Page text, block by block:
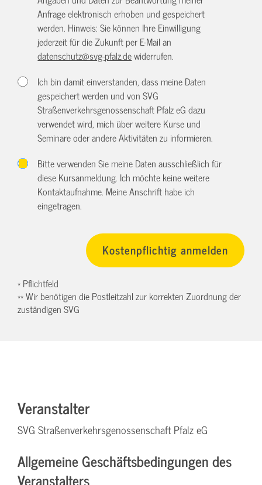
Anfrage elektronisch erhoben und gespeichert
werden. Hinweis: Sie können Ihre Einwilligung
jederzeit für die Zukunft per E-Mail an
datenschutz@svg-pfalz.dewiderrufen.
Ich bin damit einverstanden, dass meine Daten
gespeichert werden und von SVG
Straßenverkehrsgenossenschaft Pfalz eG dazu
verwendet wird, mich über weitere Kurse und
Seminare oder andere Aktivitäten zu informieren.
Bitte verwenden Sie meine Daten ausschließlich für
diese Kursanmeldung. Ich möchte keine weitere
Kontaktaufnahme. Meine Anschrift habe ich
eingetragen.
* Pflichtfeld
** Wir benötigen die Postleitzahl zur korrekten Zuordnung der
zuständigen SVG
Veranstalter
SVG Straßenverkehrsgenossenschaft Pfalz eG
Allgemeine Geschäftsbedingungen des
Veranstalters